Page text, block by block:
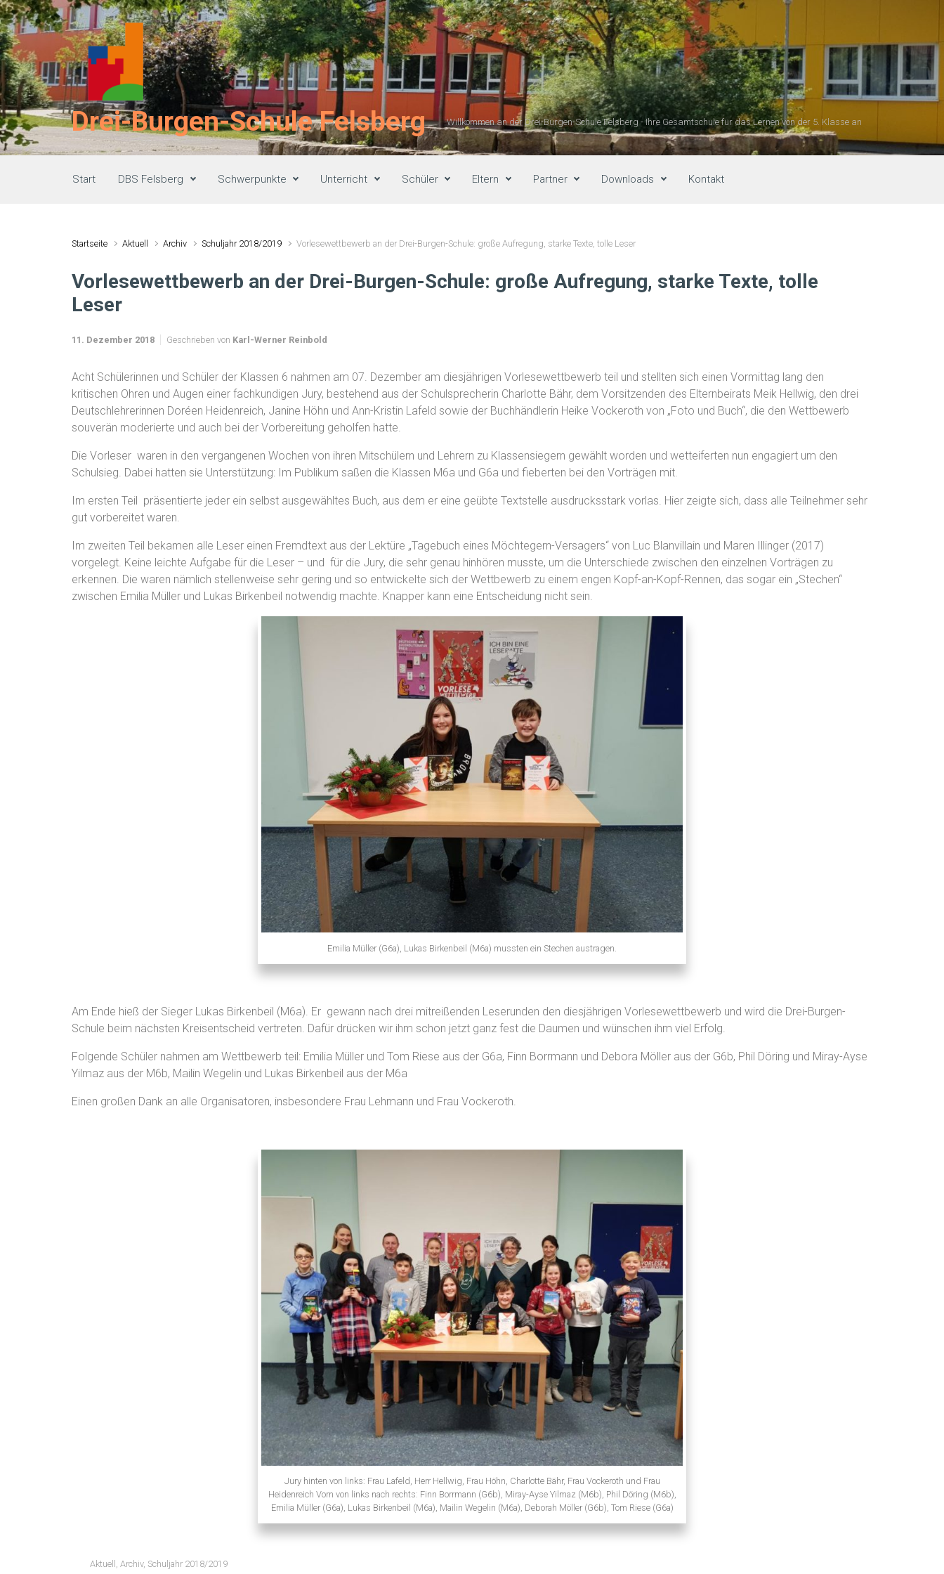
Zum Hauptinhalt springen
Drei-Burgen-Schule Felsberg Willkommen an der Drei-Burgen-Schule Felsberg - Ihre Gesamtschule für das Lernen von der 5. Klasse an
Start DBS Felsberg Schwerpunkte Unterricht Schüler Eltern Partner Downloads Kontakt
Startseite Aktuell Archiv Schuljahr 2018/2019 Vorlesewettbewerb an der Drei-Burgen-Schule: große Aufregung, starke Texte, tolle Leser
Vorlesewettbewerb an der Drei-Burgen-Schule: große Aufregung, starke Texte, tolle
Leser
11. Dezember 2018 Geschrieben von Karl-Werner Reinbold
Acht Schülerinnen und Schüler der Klassen 6 nahmen am 07. Dezember am diesjährigen Vorlesewettbewerb teil und stellten sich einen Vormittag lang den
kritischen Ohren und Augen einer fachkundigen Jury, bestehend aus der Schulsprecherin Charlotte Bähr, dem Vorsitzenden des Elternbeirats Meik Hellwig, den drei
Deutschlehrerinnen Doréen Heidenreich, Janine Höhn und Ann-Kristin Lafeld sowie der Buchhändlerin Heike Vockeroth von „Foto und Buch“, die den Wettbewerb
souverän moderierte und auch bei der Vorbereitung geholfen hatte.
Die Vorleser waren in den vergangenen Wochen von ihren Mitschülern und Lehrern zu Klassensiegern gewählt worden und wetteiferten nun engagiert um den
Schulsieg. Dabei hatten sie Unterstützung: Im Publikum saßen die Klassen M6a und G6a und fieberten bei den Vorträgen mit.
Im ersten Teil präsentierte jeder ein selbst ausgewähltes Buch, aus dem er eine geübte Textstelle ausdrucksstark vorlas. Hier zeigte sich, dass alle Teilnehmer sehr
gut vorbereitet waren.
Im zweiten Teil bekamen alle Leser einen Fremdtext aus der Lektüre „Tagebuch eines Möchtegern-Versagers“ von Luc Blanvillain und Maren Illinger (2017)
vorgelegt. Keine leichte Aufgabe für die Leser – und für die Jury, die sehr genau hinhören musste, um die Unterschiede zwischen den einzelnen Vorträgen zu
erkennen. Die waren nämlich stellenweise sehr gering und so entwickelte sich der Wettbewerb zu einem engen Kopf-an-Kopf-Rennen, das sogar ein „Stechen“
zwischen Emilia Müller und Lukas Birkenbeil notwendig machte. Knapper kann eine Entscheidung nicht sein.
Emilia Müller (G6a), Lukas Birkenbeil (M6a) mussten ein Stechen austragen.
Am Ende hieß der Sieger Lukas Birkenbeil (M6a). Er gewann nach drei mitreißenden Leserunden den diesjährigen Vorlesewettbewerb und wird die Drei-Burgen-
Schule beim nächsten Kreisentscheid vertreten. Dafür drücken wir ihm schon jetzt ganz fest die Daumen und wünschen ihm viel Erfolg.
Folgende Schüler nahmen am Wettbewerb teil: Emilia Müller und Tom Riese aus der G6a, Finn Borrmann und Debora Möller aus der G6b, Phil Döring und Miray-Ayse
Yilmaz aus der M6b, Mailin Wegelin und Lukas Birkenbeil aus der M6a
Einen großen Dank an alle Organisatoren, insbesondere Frau Lehmann und Frau Vockeroth.
Jury hinten von links: Frau Lafeld, Herr Hellwig, Frau Höhn, Charlotte Bähr, Frau Vockeroth und Frau
Heidenreich Vorn von links nach rechts: Finn Borrmann (G6b), Miray-Ayse Yilmaz (M6b), Phil Döring (M6b),
Emilia Müller (G6a), Lukas Birkenbeil (M6a), Mailin Wegelin (M6a), Deborah Möller (G6b), Tom Riese (G6a)
Aktuell , Archiv, Schuljahr 2018/2019